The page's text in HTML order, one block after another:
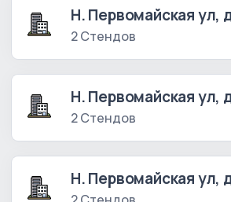
Н. Первомайская
2 Стендов
Н. Первомайская
2 Стендов
Н. Первомайская ул,